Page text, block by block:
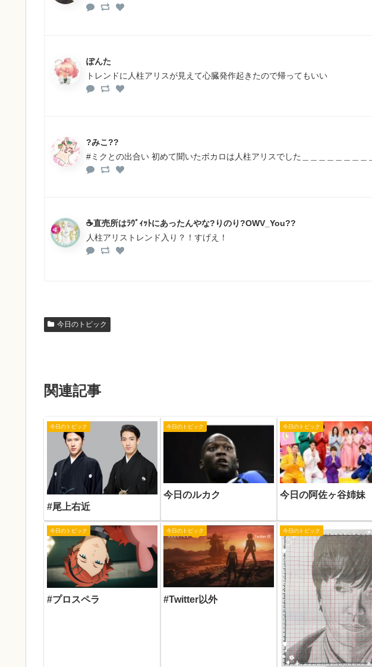
ぽんた
トレンドに人柱アリスが見えて心臓発作起きたので帰ってもいい
?みこ??
#ミクとの出合い 初めて聞いたボカロは人柱アリスでした＿＿＿＿＿＿＿＿＿
☕️直売所はﾗｳﾞｨｯﾄにあったんやな?りのり?OWV_You??
人柱アリストレンド入り？！すげえ！
今日のトピック
関連記事
今日のトピック
#尾上右近
今日のトピック
今日のルカク
今日のトピック
今日の阿佐ヶ谷姉妹
今日のトピック
#プロスペラ
今日のトピック
#Twitter以外
今日のトピック